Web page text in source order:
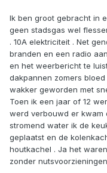
Ik ben groot gebracht in
geen stadsgas wel
. 10A elektriciteit . Net
branden en een radio
en het weerbericht te
dakpannen zomers
wakker geworden met
Toen ik een jaar of 12
werd verbouwd er kwam
stromend water ik de
geplaatst en de
houtkachel . Ja het
zonder